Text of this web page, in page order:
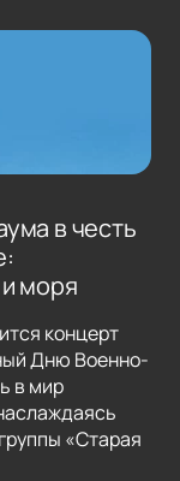
в честь
моря
концерт
Дню Военно-
в мир
«Старая